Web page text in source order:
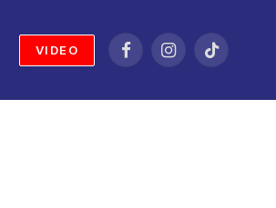
VIDEO
FacebookInstagramTikTok